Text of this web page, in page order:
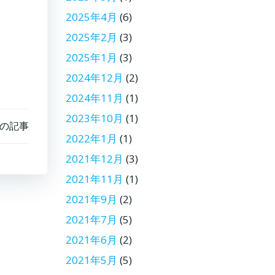
記事
2025年4月 (6)
2025年2月 (3)
2025年1月 (3)
2024年12月 (2)
2024年11月 (1)
2023年10月 (1)
2022年1月 (1)
2021年12月 (3)
2021年11月 (1)
2021年9月 (2)
2021年7月 (5)
2021年6月 (2)
2021年5月 (5)